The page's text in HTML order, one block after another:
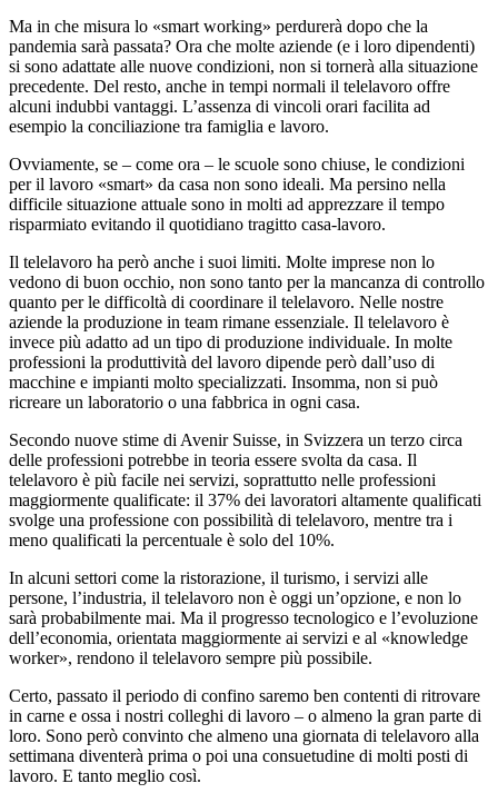
Ma in che misura lo «smart working» perdurerà dopo che la
pandemia sarà passata? Ora che molte aziende (e i loro dipendenti)
si sono adattate alle nuove condizioni, non si tornerà alla situazione
precedente. Del resto, anche in tempi normali il telelavoro offre
alcuni indubbi vantaggi. L’assenza di vincoli orari facilita ad
esempio la conciliazione tra famiglia e lavoro.
Ovviamente, se – come ora – le scuole sono chiuse, le condizioni
per il lavoro «smart» da casa non sono ideali. Ma persino nella
difficile situazione attuale sono in molti ad apprezzare il tempo
risparmiato evitando il quotidiano tragitto casa-lavoro.
Il telelavoro ha però anche i suoi limiti. Molte imprese non lo
vedono di buon occhio, non sono tanto per la mancanza di controllo
quanto per le difficoltà di coordinare il telelavoro. Nelle nostre
aziende la produzione in team rimane essenziale. Il telelavoro è
invece più adatto ad un tipo di produzione individuale. In molte
professioni la produttività del lavoro dipende però dall’uso di
macchine e impianti molto specializzati. Insomma, non si può
ricreare un laboratorio o una fabbrica in ogni casa.
Secondo nuove stime di Avenir Suisse, in Svizzera un terzo circa
delle professioni potrebbe in teoria essere svolta da casa. Il
telelavoro è più facile nei servizi, soprattutto nelle professioni
maggiormente qualificate: il 37% dei lavoratori altamente qualificati
svolge una professione con possibilità di telelavoro, mentre tra i
meno qualificati la percentuale è solo del 10%.
In alcuni settori come la ristorazione, il turismo, i servizi alle
persone, l’industria, il telelavoro non è oggi un’opzione, e non lo
sarà probabilmente mai. Ma il progresso tecnologico e l’evoluzione
dell’economia, orientata maggiormente ai servizi e al «knowledge
worker», rendono il telelavoro sempre più possibile.
Certo, passato il periodo di confino saremo ben contenti di ritrovare
in carne e ossa i nostri colleghi di lavoro – o almeno la gran parte di
loro. Sono però convinto che almeno una giornata di telelavoro alla
settimana diventerà prima o poi una consuetudine di molti posti di
lavoro. E tanto meglio così.